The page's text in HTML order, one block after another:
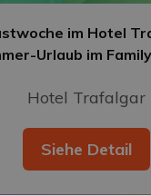
im Hotel
Urlaub im
Hotel Trafalgar
Siehe Detail